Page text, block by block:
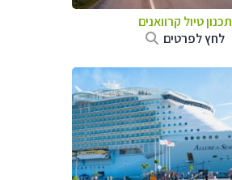
תכנון טיול קרוואנים
לחץ לפרטים